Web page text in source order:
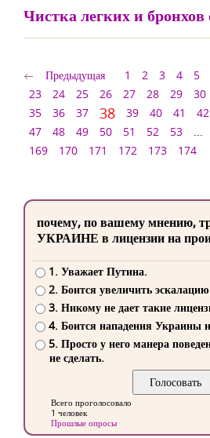
Чистка легких и бронхов
Предыдущая 1 2 3 4 5
23
24 25 26 27 28 29 30
35
36 37 38 39 40 41 42
47
48 49 50 51 52 53 ...
169
170 171 172 173 174
почему, по вашему мнению,
УКРАИНЕ в лицензии на
1. Уважает Путина.
2. Боится увеличить
3. Никому не дает такие
4. Боится нападения
5. Просто у него манера
не сделать.
Всего проголосовало
1 человек
Прошлые опросы